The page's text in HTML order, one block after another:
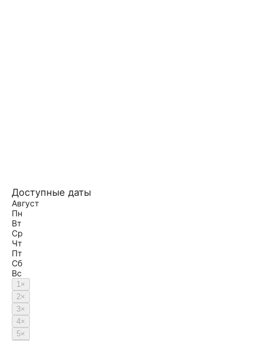
Доступные даты
Август
Пн
Вт
Ср
Чт
Пт
Сб
Вс
1×
2×
3×
4×
5×